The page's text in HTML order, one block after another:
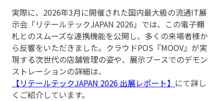
実際に、2026年3月に開催された国内最大級の流通IT展
示会「リテールテックJAPAN 2026」では、この電子棚
札とのスムーズな連携機能を公開し、多くの来場者様か
ら反響をいただきました。クラウドPOS『MOOV』が実
現する次世代の店舗管理の姿や、展示ブースでのデモン
ストレーションの詳細は、
【リテールテックJAPAN 2026 出展レポート】 にて詳し
くご紹介しています。